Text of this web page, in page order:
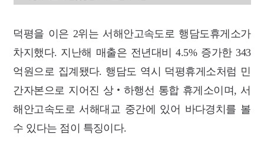
덕평을 이은 2위는 서해안고속도로 행담도휴게소가
차지했다. 지난해 매출은 전년대비 4.5% 증가한 343
억원으로 집계됐다. 행담도 역시 덕평휴게소처럼 민
간자본으로 지어진 상‧하행선 통합 휴게소이며, 서
해안고속도로 서해대교 중간에 있어 바다경치를 볼
수 있다는 점이 특징이다.